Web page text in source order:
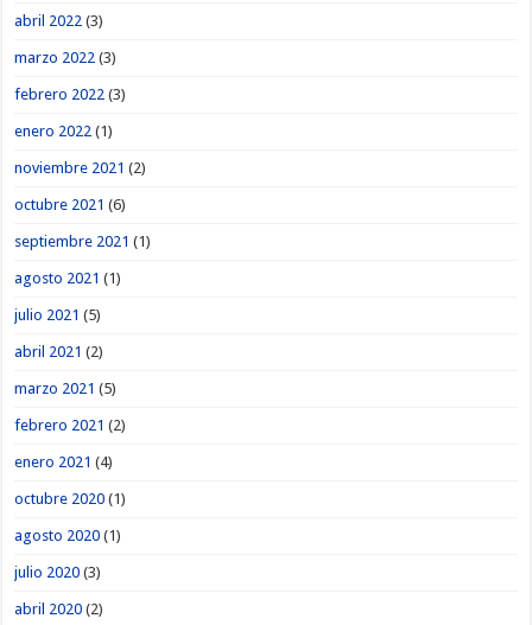
abril 2022 (3)
marzo 2022 (3)
febrero 2022 (3)
enero 2022 (1)
noviembre 2021 (2)
octubre 2021 (6)
septiembre 2021 (1)
agosto 2021 (1)
julio 2021 (5)
abril 2021 (2)
marzo 2021 (5)
febrero 2021 (2)
enero 2021 (4)
octubre 2020 (1)
agosto 2020 (1)
julio 2020 (3)
abril 2020 (2)